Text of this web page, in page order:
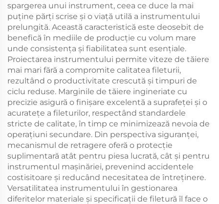
spargerea unui instrument, ceea ce duce la mai
puține părți scrise și o viață utilă a instrumentului
prelungită. Această caracteristică este deosebit de
benefică în mediile de producție cu volum mare
unde consistența și fiabilitatea sunt esențiale.
Proiectarea instrumentului permite viteze de tăiere
mai mari fără a compromite calitatea fileturii,
rezultând o productivitate crescută și timpuri de
ciclu reduse. Marginile de tăiere ingineriate cu
precizie asigură o finișare excelentă a suprafeței și o
acuratețe a fileturilor, respectând standardele
stricte de calitate, în timp ce minimizează nevoia de
operațiuni secundare. Din perspectiva siguranței,
mecanismul de retragere oferă o protecție
suplimentară atât pentru piesa lucrată, cât și pentru
instrumentul mașinăriei, prevenind accidentele
costisitoare și reducând necesitatea de întreținere.
Versatilitatea instrumentului în gestionarea
diferitelor materiale și specificații de filetură îl face o